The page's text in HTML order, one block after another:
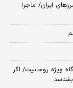
ایران/ ماجرا
ویژه روحانیت/ اگر